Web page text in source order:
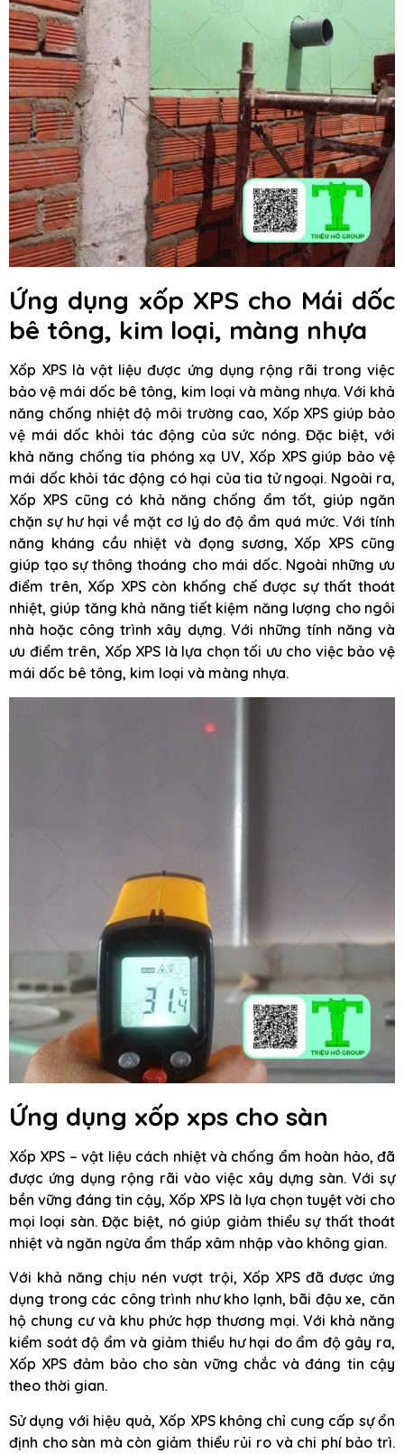
Ứng dụng xốp XPS cho Mái dốc
bê tông, kim loại, màng nhựa
Xốp XPS là vật liệu được ứng dụng rộng rãi trong việc
bảo vệ mái dốc bê tông, kim loại và màng nhựa. Với khả
năng chống nhiệt độ môi trường cao, Xốp XPS giúp bảo
vệ mái dốc khỏi tác động của sức nóng. Đặc biệt, với
khả năng chống tia phóng xạ UV, Xốp XPS giúp bảo vệ
mái dốc khỏi tác động có hại của tia tử ngoại. Ngoài ra,
Xốp XPS cũng có khả năng chống ẩm tốt, giúp ngăn
chặn sự hư hại về mặt cơ lý do độ ẩm quá mức. Với tính
năng kháng cầu nhiệt và đọng sương, Xốp XPS cũng
giúp tạo sự thông thoáng cho mái dốc. Ngoài những ưu
điểm trên, Xốp XPS còn khống chế được sự thất thoát
nhiệt, giúp tăng khả năng tiết kiệm năng lượng cho ngôi
nhà hoặc công trình xây dựng. Với những tính năng và
ưu điểm trên, Xốp XPS là lựa chọn tối ưu cho việc bảo vệ
mái dốc bê tông, kim loại và màng nhựa.
Ứng dụng xốp xps cho sàn
Xốp XPS – vật liệu cách nhiệt và chống ẩm hoàn hảo, đã
được ứng dụng rộng rãi vào việc xây dựng sàn. Với sự
bền vững đáng tin cậy, Xốp XPS là lựa chọn tuyệt vời cho
mọi loại sàn. Đặc biệt, nó giúp giảm thiểu sự thất thoát
nhiệt và ngăn ngừa ẩm thấp xâm nhập vào không gian.
Với khả năng chịu nén vượt trội, Xốp XPS đã được ứng
dụng trong các công trình như kho lạnh, bãi đậu xe, căn
hộ chung cư và khu phức hợp thương mại. Với khả năng
kiểm soát độ ẩm và giảm thiểu hư hại do ẩm độ gây ra,
Xốp XPS đảm bảo cho sàn vững chắc và đáng tin cậy
theo thời gian.
Sử dụng với hiệu quả, Xốp XPS không chỉ cung cấp sự ổn
định cho sàn mà còn giảm thiểu rủi ro và chi phí bảo trì.